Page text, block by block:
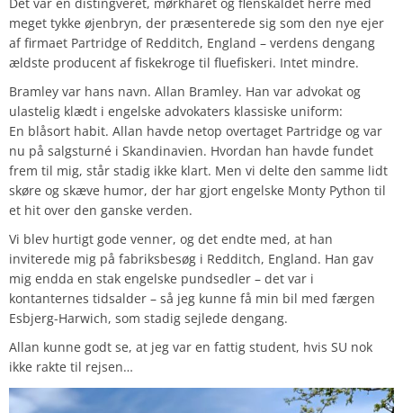
Det var en distingveret, mørkhåret og flenskaldet herre med
meget tykke øjenbryn, der præsenterede sig som den nye ejer
af firmaet Partridge of Redditch, England – verdens dengang
ældste producent af fiskekroge til fluefiskeri. Intet mindre.
Bramley var hans navn. Allan Bramley. Han var advokat og
ulastelig klædt i engelske advokaters klassiske uniform:
En blåsort habit. Allan havde netop overtaget Partridge og var
nu på salgsturné i Skandinavien. Hvordan han havde fundet
frem til mig, står stadig ikke klart. Men vi delte den samme lidt
skøre og skæve humor, der har gjort engelske Monty Python til
et hit over den ganske verden.
Vi blev hurtigt gode venner, og det endte med, at han
inviterede mig på fabriksbesøg i Redditch, England. Han gav
mig endda en stak engelske pundsedler – det var i
kontanternes tidsalder – så jeg kunne få min bil med færgen
Esbjerg-Harwich, som stadig sejlede dengang.
Allan kunne godt se, at jeg var en fattig student, hvis SU nok
ikke rakte til rejsen…